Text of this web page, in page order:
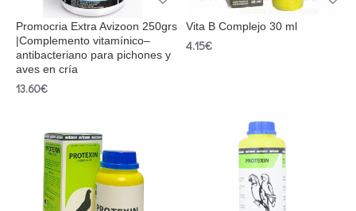
Promocria Extra Avizoon 250grs
|Complemento vitamínico–
antibacteriano para pichones y
aves en cría
13.60€
Vita B Complejo 30 ml
4.15€